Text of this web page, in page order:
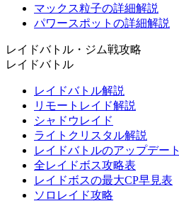
マックス粒子の詳細解説
パワースポットの詳細解説
レイドバトル・ジム戦攻略
レイドバトル
レイドバトル解説
リモートレイド解説
シャドウレイド
ライトクリスタル解説
レイドバトルのアップデート
全レイドボス攻略表
レイドボスの最大CP早見表
ソロレイド攻略